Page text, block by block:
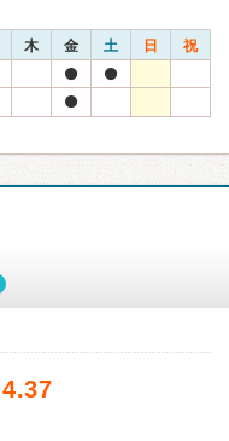
木 金 土 日 祝
4.37